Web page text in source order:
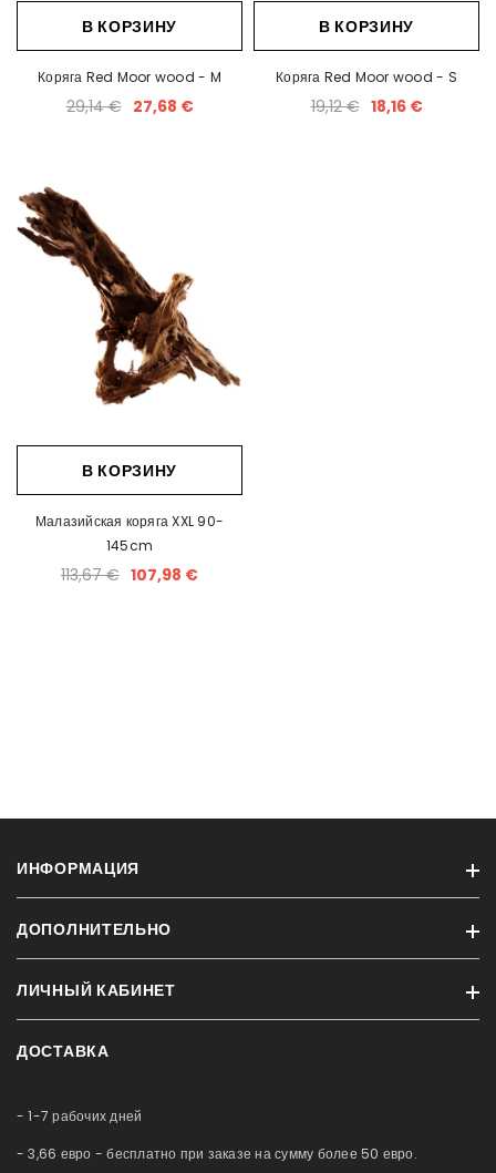
В КОРЗИНУ
Коряга Red Moor wood - M
29,14 € 27,68 €
В КОРЗИНУ
Коряга Red Moor wood - S
19,12 € 18,16 €
В КОРЗИНУ
Малазийская коряга XXL 90-
145cm
113,67 € 107,98 €
ИНФОРМАЦИЯ
Информация о доставке
Условия
Обслуживание аквариумов
Esto Рассрочка
Блог
ДОПОЛНИТЕЛЬНО
Бренды
Новые продукты
ЛИЧНЫЙ КАБИНЕТ
Профиль
Приобретённые товары
Список желаний
ДОСТАВКА
- 1-7 рабочих дней
- 3,66 евро - бесплатно при заказе на сумму более 50 евро.